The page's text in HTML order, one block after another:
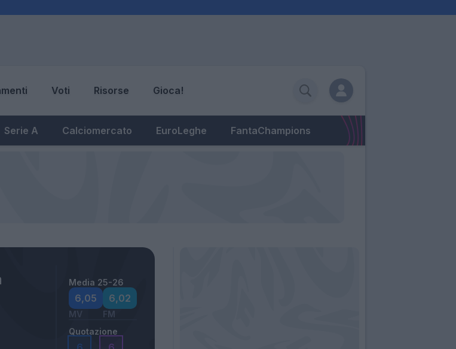
Voti Risorse Gioca!
Serie A Calciomercato EuroLeghe FantaChampions
Media 25-26
6,05
MV
6,02
FM
Quotazione